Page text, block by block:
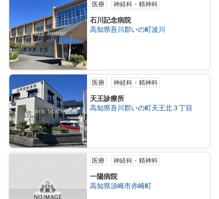
医療 神経科・精神科
石川記念病院
高知県吾川郡いの町波川
医療 神経科・精神科
天王診療所
高知県吾川郡いの町天王北３丁目
医療 神経科・精神科
一陽病院
高知県須崎市赤崎町